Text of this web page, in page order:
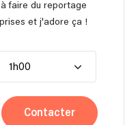
faire du reportage
et j'adore ça !
1h00
Contacter